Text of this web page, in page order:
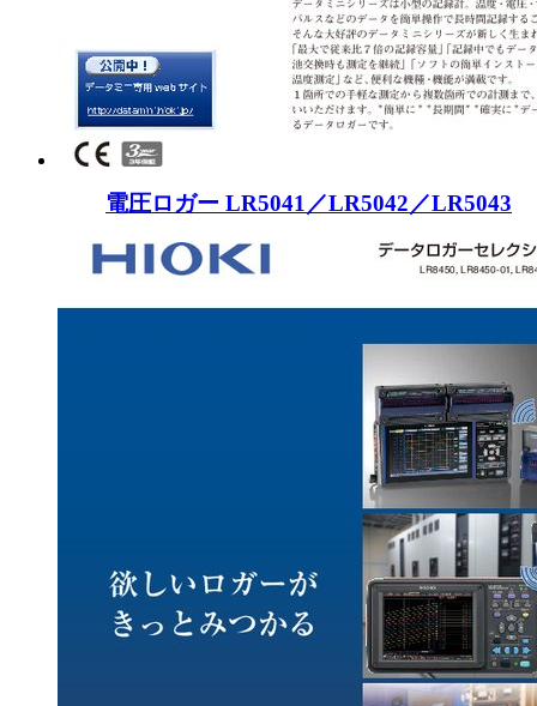
電圧ロガー LR5041／LR5042／LR5043